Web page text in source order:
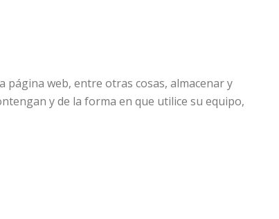
página web, entre otras cosas, almacenar y
y de la forma en que utilice su equipo,